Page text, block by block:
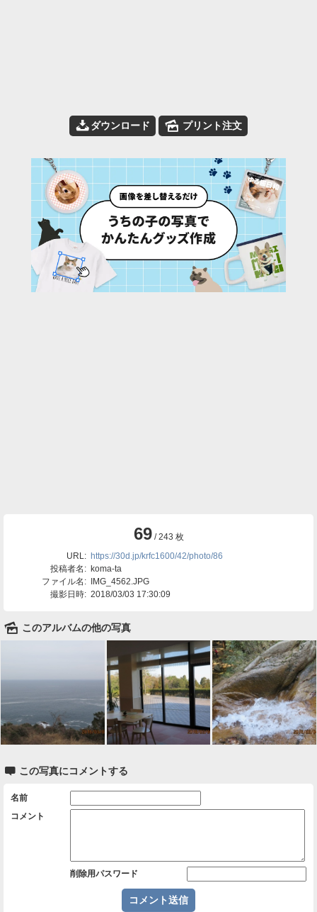
📥ダウンロード 🌄 プリント注文
69 / 243 枚
URL: https://30d.jp/krfc1600/42/photo/86
投稿者名: koma-ta
ファイル名:
IMG_4562.JPG
撮影日時: 2018/03/03 17:30:09
🌄 このアルバムの他の写真
 この写真にコメントする
名前
コメント
削除用パスワード